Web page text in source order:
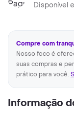
Disponível
Compre com
Nosso foco é
suas compras e
prático para você.
Informação